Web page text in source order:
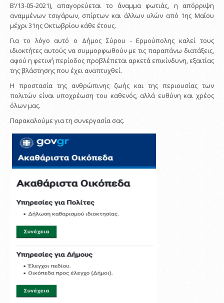
Β’/13-05-2021), απαγορεύεται το άναμμα φωτιάς, η απόρριψη
αναμμένων τσιγάρων, σπίρτων και άλλων υλών από 1ης Μαΐου
μέχρι 31ης Οκτωβρίου κάθε έτους.
Για το λόγο αυτό ο Δήμος Σύρου - Ερμούπολης καλεί τους
ιδιοκτήτες αυτούς να συμμορφωθούν με τις παραπάνω διατάξεις,
αφού η φετινή περίοδος προβλέπεται αρκετά επικίνδυνη, εξαιτίας
της βλάστησης που έχει αναπτυχθεί.
Η προστασία της ανθρώπινης ζωής και της περιουσίας των
πολιτών είναι υποχρέωση του καθενός, αλλά ευθύνη και χρέος
όλων μας.
Παρακαλούμε για τη συνεργασία σας.